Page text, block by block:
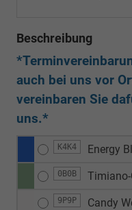
Beschreibung
auch bei uns vor
vereinbaren Sie
uns.*
K4K4 Energy
0B0B Timiano-
9P9P Candy